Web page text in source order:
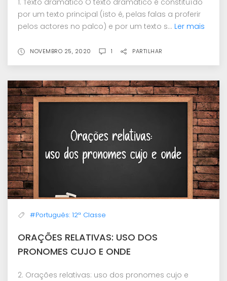
por um texto principal (isto é, pelas falas a proferir
pelos actores no palco) e por um texto s... Ler mais
NOVEMBRO 25, 2020 1 PARTILHAR
#Português: 12ª Classe
ORAÇÕES RELATIVAS: USO DOS
PRONOMES CUJO E ONDE
2. Orações relativas: uso dos pronomes cujo e